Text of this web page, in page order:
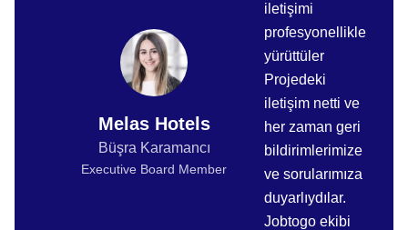
Melas Hotels
Büşra Karamancı
Executive Board Member
iletişimi
profesyonellikle
yürüttüler
Projedeki
iletişim netti ve
her zaman geri
bildirimlerimize
ve sorularımıza
duyarlıydılar.
Jobtogo ekibi